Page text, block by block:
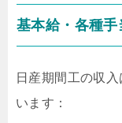
基本給・各種
日産期間工の収
います：